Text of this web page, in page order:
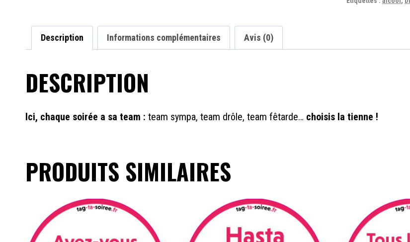
de
Description Informations complémentaires Avis (0)
DESCRIPTION
Ici, chaque soirée a sa team : team sympa, team drôle, team fêtarde… choisis la tienne !
PRODUITS SIMILAIRES